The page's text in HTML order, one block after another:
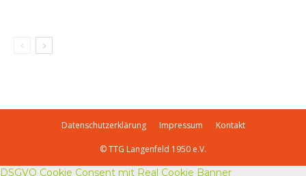
Datenschutzerklärung Impressum Kontakt
© TTG Langenfeld 1950 e.V.
DSGVO Cookie Consent mit Real Cookie Banner